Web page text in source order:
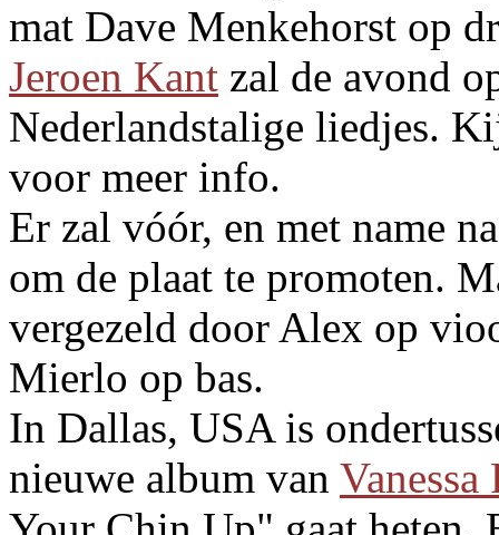
mat Dave Menkehorst op
Jeroen Kant zal de avond
Nederlandstalige liedjes.
voor meer info.
Er zal vóór, en met name
om de plaat te promoten.
vergezeld door Alex op
Mierlo op bas.
In Dallas, USA is
nieuwe album van Vanessa